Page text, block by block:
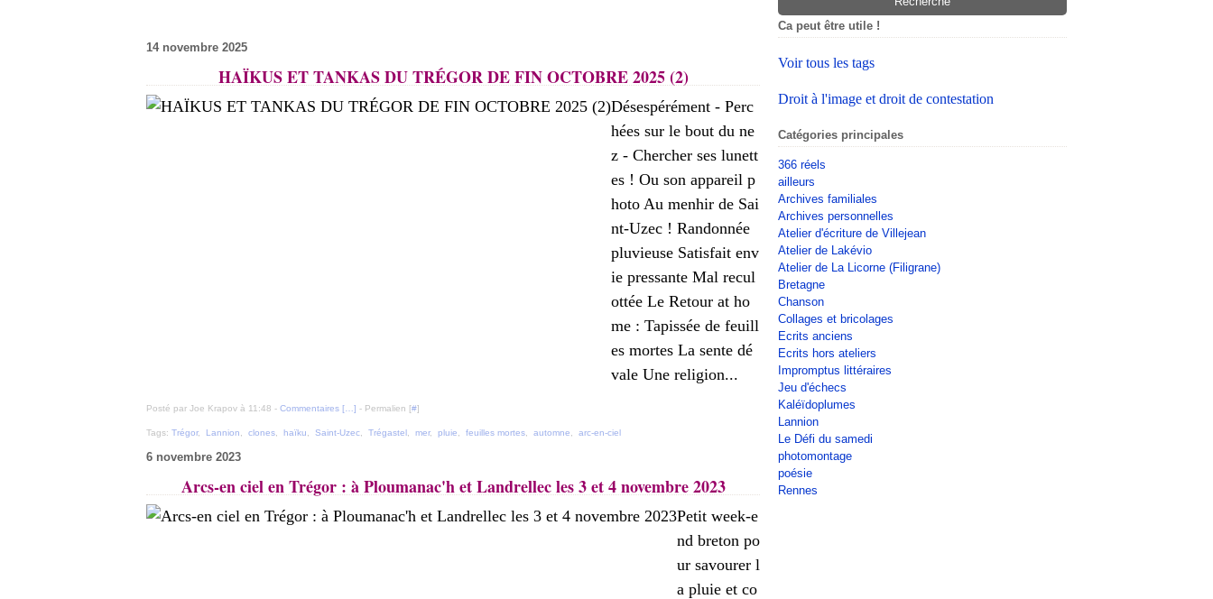
14 novembre 2025
HAÏKUS ET TANKAS DU TRÉGOR DE FIN OCTOBRE 2025 (2)
Désespérément - Perc
hées sur le bout du ne
z - Chercher ses lunett
es ! Ou son appareil p
hoto Au menhir de Sai
nt-Uzec ! Randonnée
pluvieuse Satisfait env
ie pressante Mal recul
ottée Le Retour at ho
me : Tapissée de feuill
es mortes La sente dé
vale Une religion...
Posté par Joe Krapov à 11:48 - Commentaires [ ] - Permalien [#]
Tags: Trégor, Lannion clones haïku Saint-Uzec Trégastel mer, pluie feuilles mortes automne arc-en-ciel
6 novembre 2023
Arcs-en ciel en Trégor : à Ploumanac'h et Landrellec les 3 et 4 novembre 2023
Petit week-e
nd breton po
ur savourer l
a pluie et co
Ca peut être utile !
Voir tous les tags
Droit à l'image et droit de contestation
Catégories principales
366 réels
ailleurs
Archives familiales
Archives personnelles
Atelier d'écriture de Villejean
Atelier de Lakévio
Atelier de La Licorne (Filigrane)
Bretagne
Chanson
Collages et bricolages
Ecrits anciens
Ecrits hors ateliers
Impromptus littéraires
Jeu d'échecs
Kaléïdoplumes
Lannion
Le Défi du samedi
photomontage
poésie
Rennes